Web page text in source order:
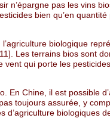
n’épargne pas les vins
bien qu’en quantité
biologique
Les terrains bios sont
qui porte les
En Chine, il est possible
toujours assurée, y
d’agriculture biologiques